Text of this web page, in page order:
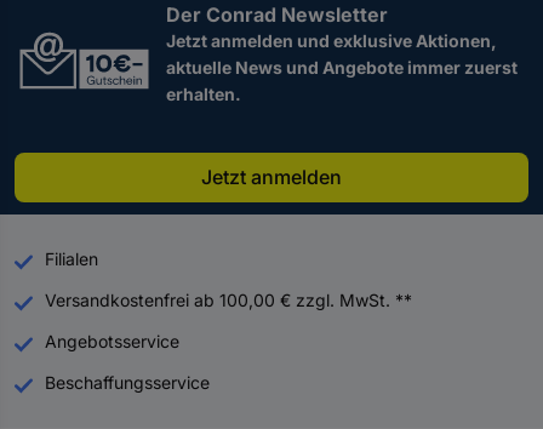
Der Conrad Newsletter
Jetzt anmelden und exklusive Aktionen,
aktuelle News und Angebote immer zuerst
erhalten.
Jetzt anmelden
Filialen
Versandkostenfrei ab 100,00 € zzgl. MwSt. **
Angebotsservice
Beschaffungsservice